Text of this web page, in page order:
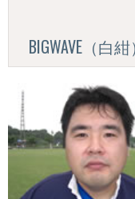
BIGWAVE（白